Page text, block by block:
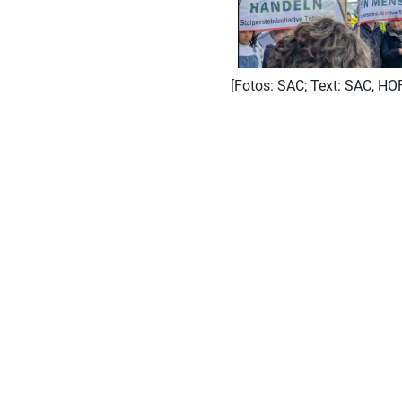
[Fotos: SAC; Text: SAC,